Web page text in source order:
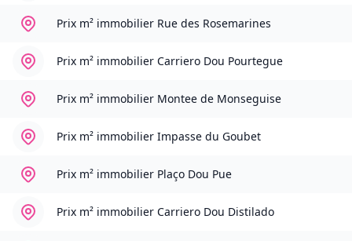
Prix m² immobilier Rue des Rosemarines
Prix m² immobilier Carriero Dou Pourtegue
Prix m² immobilier Montee de Monseguise
Prix m² immobilier Impasse du Goubet
Prix m² immobilier Plaço Dou Pue
Prix m² immobilier Carriero Dou Distilado